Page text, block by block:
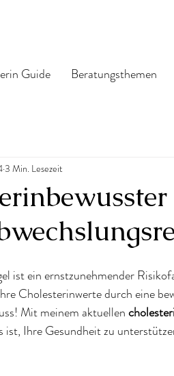
Guide Beratungsthemen
3 Min. Lesezeit
ist ein ernstzunehmender
Cholesterinwerte durch eine
Mit meinem aktuellen
ist, Ihre Gesundheit zu